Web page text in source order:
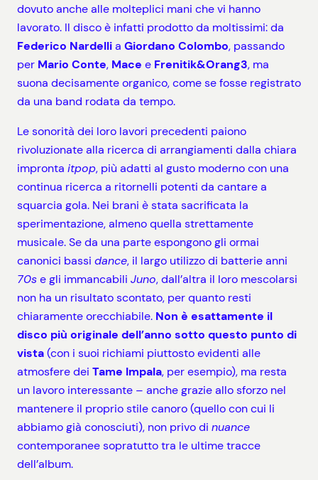
dovuto anche alle molteplici mani che vi hanno
lavorato. Il disco è infatti prodotto da moltissimi: da
Federico Nardellia Giordano Colombo, passando
per Mario Conte, Mace e Frenitik&Orang3, ma
suona decisamente organico, come se fosse registrato
da una band rodata da tempo.
Le sonorità dei loro lavori precedenti paiono
rivoluzionate alla ricerca di arrangiamenti dalla chiara
impronta itpop, più adatti al gusto moderno con una
continua ricerca a ritornelli potenti da cantare a
squarcia gola. Nei brani è stata sacrificata la
sperimentazione, almeno quella strettamente
musicale. Se da una parte espongono gli ormai
canonici bassi dance, il largo utilizzo di batterie anni
70se gli immancabili Juno, dall’altra il loro mescolarsi
non ha un risultato scontato, per quanto resti
chiaramente orecchiabile. Non è esattamente il
disco più originale dell’anno sotto questo punto di
vista(con i suoi richiami piuttosto evidenti alle
atmosfere dei Tame Impala, per esempio), ma resta
un lavoro interessante – anche grazie allo sforzo nel
mantenere il proprio stile canoro (quello con cui li
abbiamo già conosciuti), non privo di nuance
contemporanee sopratutto tra le ultime tracce
dell’album.